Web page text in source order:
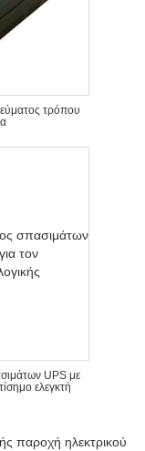
τρόπου
UPS με
ελεγκτή